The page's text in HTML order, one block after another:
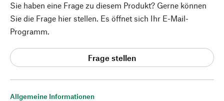
Allgemeine Informationen
Sie haben eine Frage zu diesem Produkt? Gerne können
Sie die Frage hier stellen. Es öffnet sich Ihr E-Mail-
Programm.
Frage stellen